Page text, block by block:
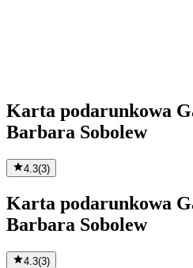
Karta podarunkowa
Barbara Sobolew
4.3(3)
Karta podarunkowa
Barbara Sobolew
4.3(3)